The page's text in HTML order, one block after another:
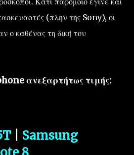
(πλην της Sony), οι
ο καθένας τη δική του
ανεξαρτήτως τιμής:
Samsung